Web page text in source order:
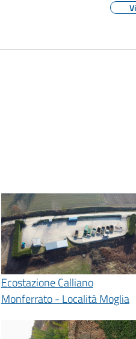
Ecostazione Calliano
Monferrato - Località Moglia